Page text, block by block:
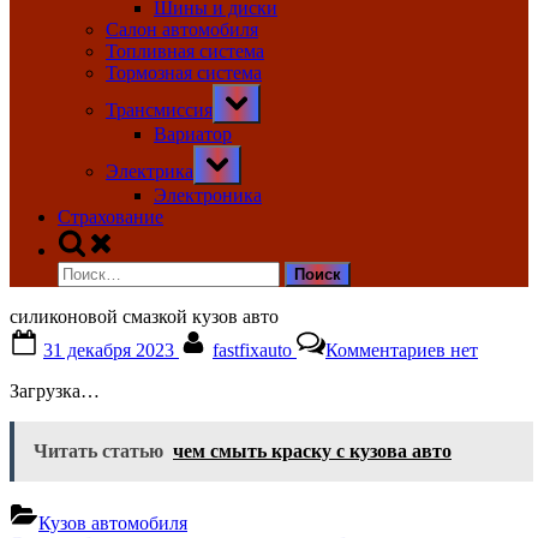
Шины и диски
Салон автомобиля
Топливная система
Тормозная система
Трансмиссия
Toggle
sub-
menu
Вариатор
Электрика
Toggle
sub-
menu
Электроника
Страхование
Toggle
search
form
Найти:
силиконовой смазкой кузов авто
on
31 декабря 2023 fastfixauto Комментариевзаписи
авто
нет
Загрузка…
Читать статью чем смыть краску с кузова авто
Кузов автомобиля